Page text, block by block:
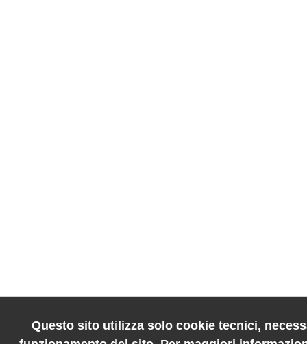
Questo sito utilizza solo cookie tecnici,